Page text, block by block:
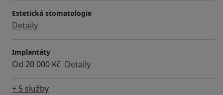
Estetická stomatologie
Detaily
Implantáty
Od 20 000 Kč Detaily
+ 5 služby